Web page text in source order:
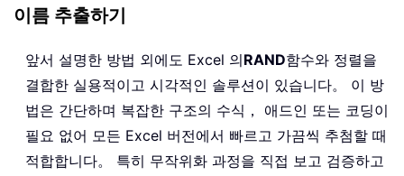
이름 추출하기
앞서 설명한 방법 외에도 Excel 의RAND함수와 정렬을
결합한 실용적이고 시각적인 솔루션이 있습니다。 이 방
법은 간단하며 복잡한 구조의 수식， 애드인 또는 코딩이
필요 없어 모든 Excel 버전에서 빠르고 가끔씩 추첨할 때
적합합니다。 특히 무작위화 과정을 직접 보고 검증하고